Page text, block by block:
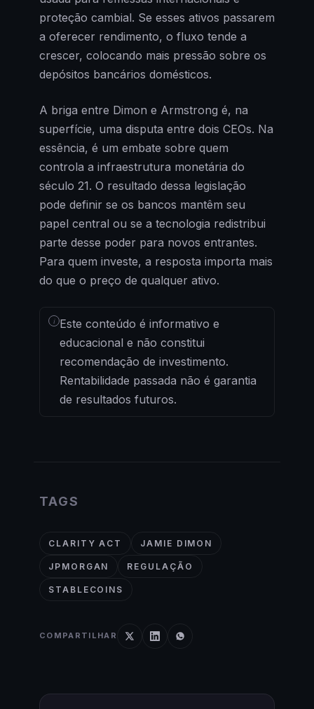
proteção cambial. Se esses ativos passarem
a oferecer rendimento, o fluxo tende a
crescer, colocando mais pressão sobre os
depósitos bancários domésticos.
A briga entre Dimon e Armstrong é, na
superfície, uma disputa entre dois CEOs. Na
essência, é um embate sobre quem
controla a infraestrutura monetária do
século 21. O resultado dessa legislação
pode definir se os bancos mantêm seu
papel central ou se a tecnologia redistribui
parte desse poder para novos entrantes.
Para quem investe, a resposta importa mais
do que o preço de qualquer ativo.
i Este conteúdo é informativo e
educacional e não constitui
recomendação de investimento.
Rentabilidade passada não é garantia
de resultados futuros.
TAGS
CLARITY ACT JAMIE DIMON
JPMORGAN REGULAÇÃO
STABLECOINS
COMPARTILHAR